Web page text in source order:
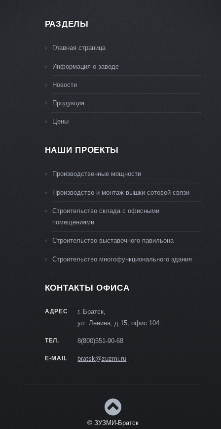
РАЗДЕЛЫ
Главная страница
Информация о заводе
Новости
Продукция
Цены
НАШИ ПРОЕКТЫ
Производственные мощности
Производство и монтаж вышки сотовой связи
Строительство склада с офисными
помещениями
Строительство выставочного павильона
Строительство многофункционального здания
КОНТАКТЫ ОФИСА
АДРЕС
г. Братск,
ул. Ленина, д.15, офис 104
ТЕЛ. 8(800)551-90-68
E-MAIL bratsk@zuzmi.ru
© ЗУЗМИ-Братск